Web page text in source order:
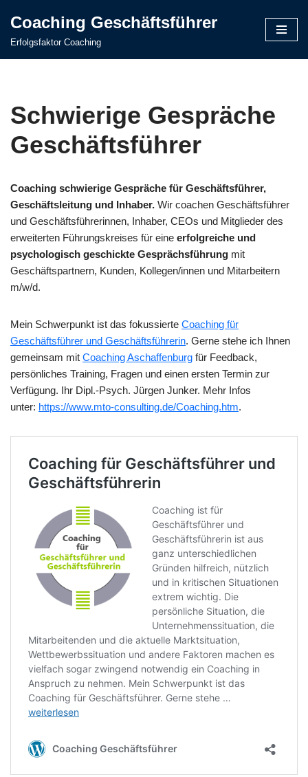
Zum
Coaching Geschäftsführer
Erfolgsfaktor Coaching
Schwierige Gespräche
Geschäftsführer
Coaching schwierige Gespräche für Geschäftsführer,
Geschäftsleitung und Inhaber. Wir coachen Geschäftsführer
und Geschäftsführerinnen, Inhaber, CEOs und Mitglieder des
erweiterten Führungskreises für eine erfolgreiche und
psychologisch geschickte Gesprächsführung mit
Geschäftspartnern, Kunden, Kollegen/innen und Mitarbeitern
m/w/d.
Mein Schwerpunkt ist das fokussierte Coaching für
Geschäftsführer und Geschäftsführerin. Gerne stehe ich Ihnen
gemeinsam mit Coaching Aschaffenburg für Feedback,
persönliches Training, Fragen und einen ersten Termin zur
Verfügung. Ihr Dipl.-Psych. Jürgen Junker. Mehr Infos
unter: https://www.mto-consulting.de/Coaching.htm.